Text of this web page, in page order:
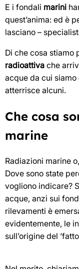
E i fondali marini
quest’anima: ed è
lasciano –
Di che cosa stiamo
radioattiva che
acque da cui
atterrisce alcuni.
Che cosa
marine
Radiazioni marine
Dove sono state
vogliono indicare?
acque, anzi sui
rilevamenti è
evidentemente, le
sull’origine del